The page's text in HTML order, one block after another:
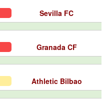
Sevilla FC
Granada CF
Athletic Bilbao